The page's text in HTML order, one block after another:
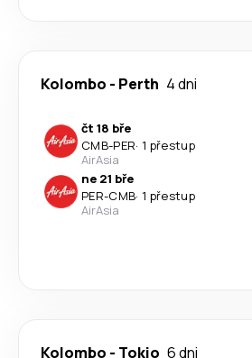
Kolombo - Perth 4 dni
čt 18 bře
CMB-PER· 1 přestup
AirAsia
ne 21 bře
PER-CMB· 1 přestup
AirAsia
Kolombo - Tokio 6 dni